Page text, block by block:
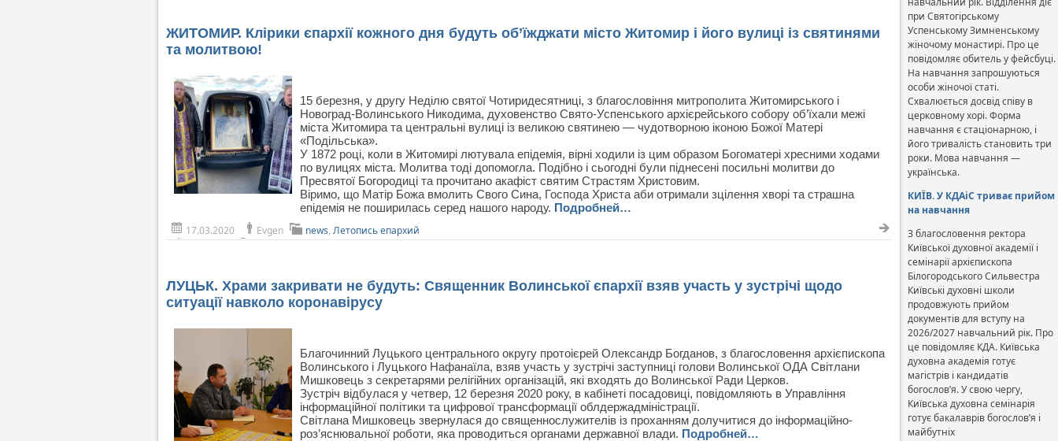
ЖИТОМИР. Клірики єпархії кожного дня будуть об’їжджати місто Житомир і його вулиці із святинями
та молитвою!
15 березня, у другу Неділю святої Чотиридесятниці, з благословіння митрополита Житомирського і
Новоград-Волинського Никодима, духовенство Свято-Успенського архієрейського собору об’їхали межі
міста Житомира та центральні вулиці із великою святинею — чудотворною іконою Божої Матері
«Подільська».
У 1872 році, коли в Житомирі лютувала епідемія, вірні ходили із цим образом Богоматері хресними ходами
по вулицях міста. Молитва тоді допомогла. Подібно і сьогодні були піднесені посильні молитви до
Пресвятої Богородиці та прочитано акафіст святим Страстям Христовим.
Віримо, що Матір Божа вмолить Свого Сина, Господа Христа аби отримали зцілення хворі та страшна
епідемія не поширилась серед нашого народу. Подробней…
17.03.2020
Evgen news, Летопись епархий
ЛУЦЬК. Храми закривати не будуть: Священник Волинської єпархії взяв участь у зустрічі щодо
ситуації навколо коронавірусу
Благочинний Луцького центрального округу протоієрей Олександр Богданов, з благословення архієпископа
Волинського і Луцького Нафанаїла, взяв участь у зустрічі заступниці голови Волинської ОДА Світлани
Мишковець з секретарями релігійних організацій, які входять до Волинської Ради Церков.
Зустріч відбулася у четвер, 12 березня 2020 року, в кабінеті посадовиці, повідомляють в Управління
інформаційної політики та цифрової трансформації облдержадміністрації.
Світлана Мишковець звернулася до священнослужителів із проханням долучитися до інформаційно-
роз’яснювальної роботи, яка проводиться органами державної влади. Подробней…
при Святогірському
Успенському Зимненському
жіночому монастирі. Про це
повідомляє обитель у фейсбуці.
На навчання запрошуються
особи жіночої статі.
Схвалюється досвід співу в
церковному хорі. Форма
навчання є стаціонарною, і
його тривалість становить три
роки. Мова навчання —
українська.
КИЇВ. У КДАіС триває прийом
на навчання
З благословення ректора
Київської духовної академії і
семінарії архієпископа
Білогородського Сильвестра
Київські духовні школи
продовжують прийом
документів для вступу на
2026/2027 навчальний рік. Про
це повідомляє КДА. Київська
духовна академія готує
магістрів і кандидатів
богослов’я. У свою чергу,
Київська духовна семінарія
готує бакалаврів богослов’я і
майбутніх